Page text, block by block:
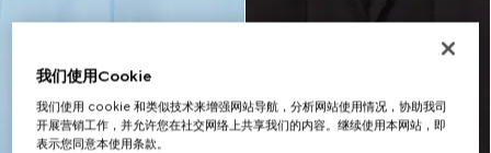
我们使用Cookie
我们使用 cookie 和类似技术来增强网站导航，分析网站使用情况，协助我司
开展营销工作，并允许您在社交网络上共享我们的内容。继续使用本网站，即
表示您同意本使用条款。